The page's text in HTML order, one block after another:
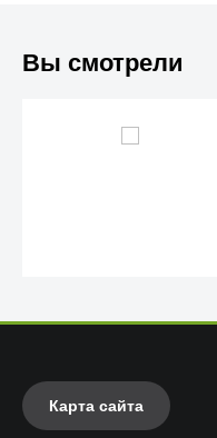
Вы смотрели
Карта сайта